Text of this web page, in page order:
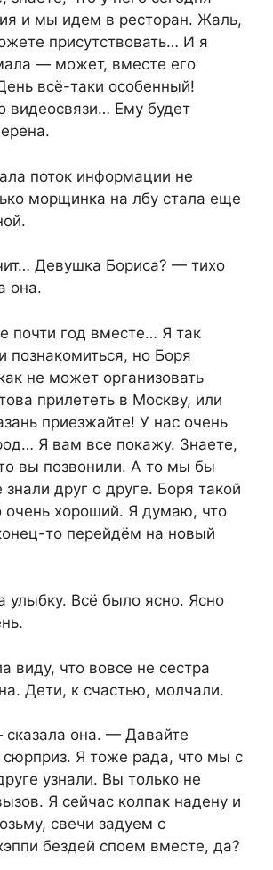
и мы идем в ресторан. Жаль,
присутствовать… И я
— может, вместе его
всё-таки особенный!
видеосвязи… Ему будет
поток информации не
морщинка на лбу стала еще
Девушка Бориса? — тихо
она.
год вместе… Я так
познакомиться, но Боря
не может организовать
прилететь в Москву, или
приезжайте! У нас очень
Я вам все покажу. Знаете,
вы позвонили. А то мы бы
друг о друге. Боря такой
очень хороший. Я думаю, что
то перейдём на новый
улыбку. Всё было ясно. Ясно
виду, что вовсе не сестра
Дети, к счастью, молчали.
она. — Давайте
Я тоже рада, что мы с
узнали. Вы только не
Я сейчас колпак надену и
свечи задуем с
бездей споем вместе, да?